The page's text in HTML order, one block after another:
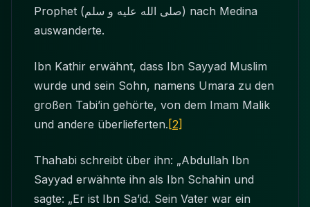
Prophet
(صلى الله عليه و سلم) nach Medina
auswanderte.
Ibn Kathir erwähnt, dass Ibn Sayyad Muslim
wurde und sein Sohn, namens Umara zu den
großen Tabi’in gehörte, von dem Imam Malik
und andere überlieferten. [2]
Thahabi schreibt über ihn: „Abdullah Ibn
Sayyad erwähnte ihn als Ibn Schahin und
sagte: „Er ist Ibn Sa’id. Sein Vater war ein